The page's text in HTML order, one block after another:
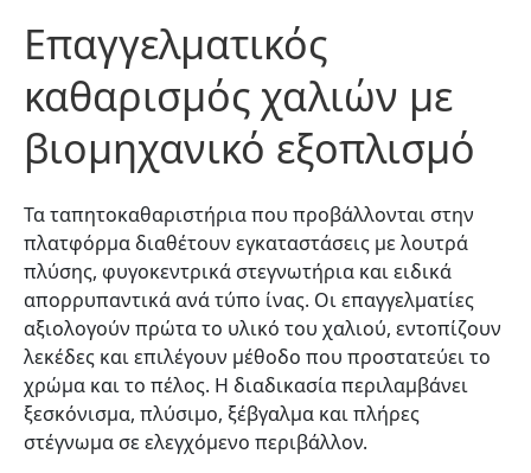
Επαγγελματικός
καθαρισμός χαλιών με
βιομηχανικό εξοπλισμό
Τα ταπητοκαθαριστήρια που προβάλλονται στην
πλατφόρμα διαθέτουν εγκαταστάσεις με λουτρά
πλύσης, φυγοκεντρικά στεγνωτήρια και ειδικά
απορρυπαντικά ανά τύπο ίνας. Οι επαγγελματίες
αξιολογούν πρώτα το υλικό του χαλιού, εντοπίζουν
λεκέδες και επιλέγουν μέθοδο που προστατεύει το
χρώμα και το πέλος. Η διαδικασία περιλαμβάνει
ξεσκόνισμα, πλύσιμο, ξέβγαλμα και πλήρες
στέγνωμα σε ελεγχόμενο περιβάλλον.